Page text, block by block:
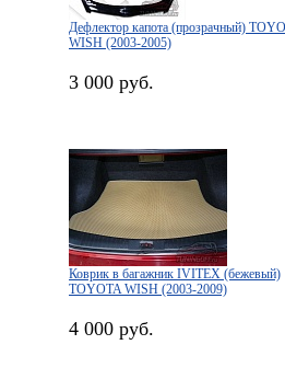
Дефлектор капота (прозрачный)
WISH (2003-2005)
3 000 руб.
Коврик в багажник IVITEX (бежевый)
TOYOTA WISH (2003-2009)
4 000 руб.